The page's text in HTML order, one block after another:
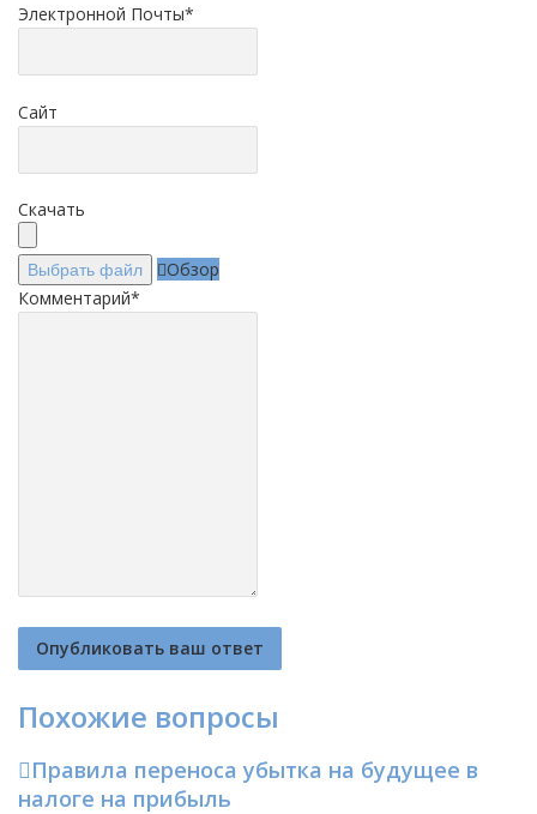
Электронной Почты*
Сайт
Скачать
Выбрать файл
Обзор
Комментарий*
Похожие вопросы
Правила переноса убытка на будущее в
налоге на прибыль